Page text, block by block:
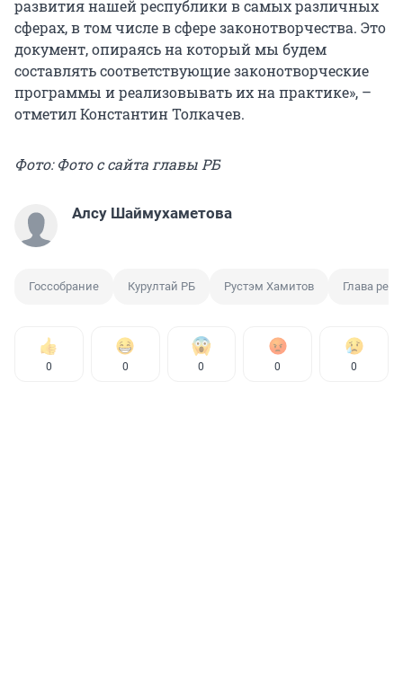
развития нашей республики в самых различных
сферах, в том числе в сфере законотворчества. Это
документ, опираясь на который мы будем
составлять соответствующие законотворческие
программы и реализовывать их на практике», –
отметил Константин Толкачев.
Фото: Фото с сайта главы РБ
Алсу Шаймухаметова
Госсобрание Курултай РБ Рустэм Хамитов Глава
0 0 0 0 0